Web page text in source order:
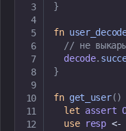
}
fn
// не
  decode
.
}
fn get_user()
let assert
use resp <-